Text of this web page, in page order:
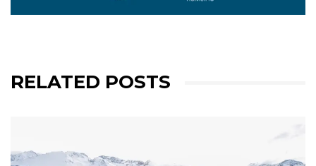
RELATED POSTS